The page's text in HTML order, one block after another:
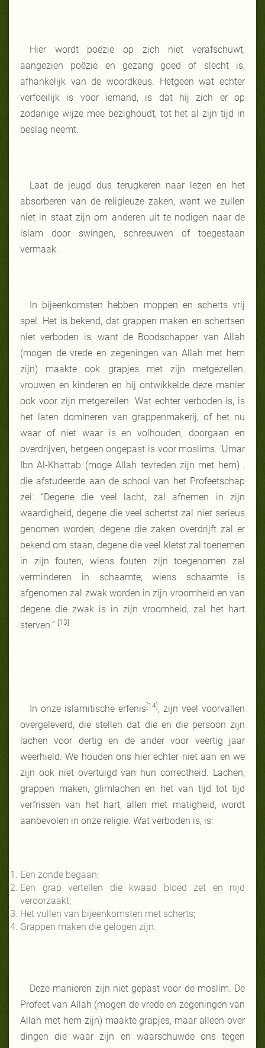
Hier wordt poëzie op zich niet verafschuwt,
aangezien poëzie en gezang goed of slecht is,
afhankelijk van de woordkeus. Hetgeen wat echter
verfoeilijk is voor iemand, is dat hij zich er op
zodanige wijze mee bezighoudt, tot het al zijn tijd in
beslag neemt.
Laat de jeugd dus terugkeren naar lezen en het
absorberen van de religieuze zaken, want we zullen
niet in staat zijn om anderen uit te nodigen naar de
islam door swingen, schreeuwen of toegestaan
vermaak.
In bijeenkomsten hebben moppen en scherts vrij
spel. Het is bekend, dat grappen maken en schertsen
niet verboden is, want de Boodschapper van Allah
(mogen de vrede en zegeningen van Allah met hem
zijn) maakte ook grapjes met zijn metgezellen,
vrouwen en kinderen en hij ontwikkelde deze manier
ook voor zijn metgezellen. Wat echter verboden is, is
het laten domineren van grappenmakerij, of het nu
waar of niet waar is en volhouden, doorgaan en
overdrijven, hetgeen ongepast is voor moslims. ‘Umar
Ibn Al-Khattab (moge Allah tevreden zijn met hem) ,
die afstudeerde aan de school van het Profeetschap
zei: “Degene die veel lacht, zal afnemen in zijn
waardigheid, degene die veel schertst zal niet serieus
genomen worden, degene die zaken overdrijft zal er
bekend om staan, degene die veel kletst zal toenemen
in zijn fouten, wiens fouten zijn toegenomen zal
verminderen in schaamte; wiens schaamte is
afgenomen zal zwak worden in zijn vroomheid en van
degene die zwak is in zijn vroomheid, zal het hart
sterven.” [13]
In onze islamitische erfenis[14], zijn veel voorvallen
overgeleverd, die stellen dat die en die persoon zijn
lachen voor dertig en de ander voor veertig jaar
weerhield. We houden ons hier echter niet aan en we
zijn ook niet overtuigd van hun correctheid. Lachen,
grappen maken, glimlachen en het van tijd tot tijd
verfrissen van het hart, allen met matigheid, wordt
aanbevolen in onze religie. Wat verboden is, is:
Een zonde begaan;
Een grap vertellen die kwaad bloed zet en nijd
veroorzaakt;
Het vullen van bijeenkomsten met scherts;
Grappen maken die gelogen zijn.
Deze manieren zijn niet gepast voor de moslim. De
Profeet van Allah (mogen de vrede en zegeningen van
Allah met hem zijn) maakte grapjes, maar alleen over
dingen die waar zijn en waarschuwde ons tegen